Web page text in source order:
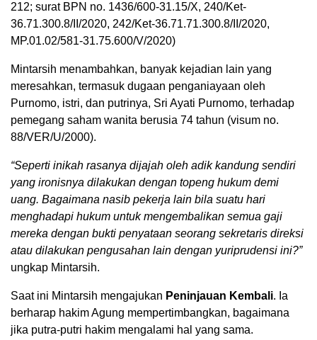
212; surat BPN no. 1436/600-31.15/X, 240/Ket-
36.71.300.8/II/2020, 242/Ket-36.71.71.300.8/II/2020,
MP.01.02/581-31.75.600/V/2020)
Mintarsih menambahkan, banyak kejadian lain yang
meresahkan, termasuk dugaan penganiayaan oleh
Purnomo, istri, dan putrinya, Sri Ayati Purnomo, terhadap
pemegang saham wanita berusia 74 tahun (visum no.
88/VER/U/2000).
“Seperti inikah rasanya dijajah oleh adik kandung sendiri
yang ironisnya dilakukan dengan topeng hukum demi
uang. Bagaimana nasib pekerja lain bila suatu hari
menghadapi hukum untuk mengembalikan semua gaji
mereka dengan bukti penyataan seorang sekretaris direksi
atau dilakukan pengusahan lain dengan yuriprudensi ini?”
ungkap Mintarsih.
Saat ini Mintarsih mengajukan Peninjauan Kembali. Ia
berharap hakim Agung mempertimbangkan, bagaimana
jika putra-putri hakim mengalami hal yang sama.